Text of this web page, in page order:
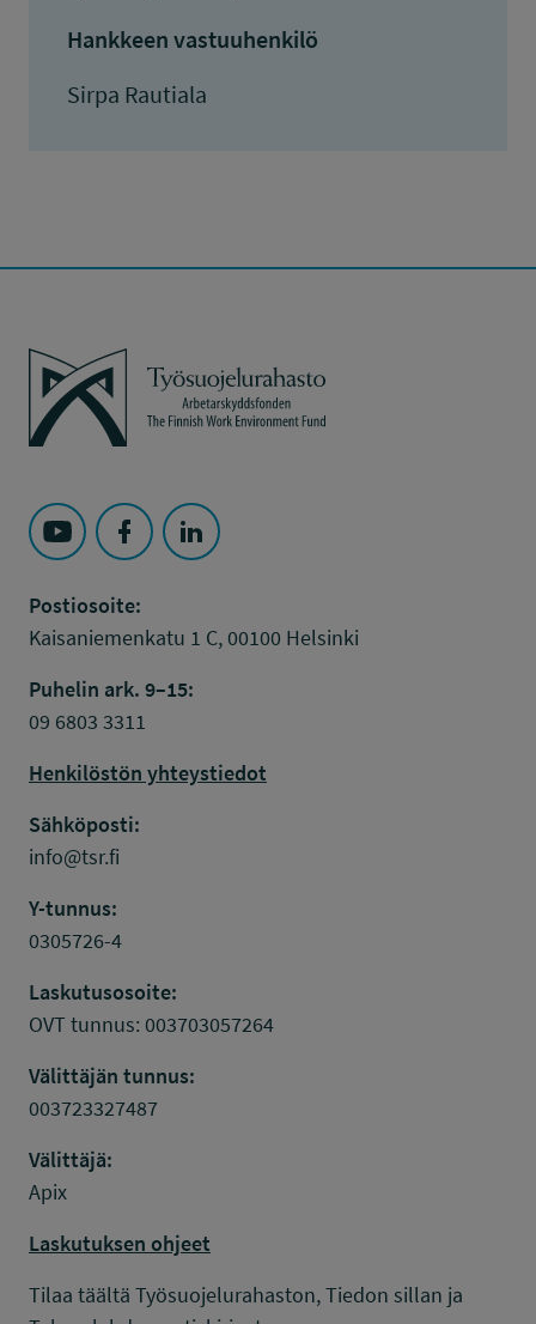
Hankkeen vastuuhenkilö
Sirpa Rautiala
Työsuojelurahasto
Seuraa Työsuojelurahasto kohteessa: YouTube
Seuraa Työsuojelurahasto kohteessa:
Seuraa Työsuojelurahasto kohteessa:
Postiosoite:
Kaisaniemenkatu 1 C, 00100 Helsinki
Puhelin ark. 9–15:
09 6803 3311
Henkilöstön yhteystiedot
Sähköposti:
info@tsr.fi
Y-tunnus:
0305726-4
Laskutusosoite:
OVT tunnus: 003703057264
Välittäjän tunnus:
003723327487
Välittäjä:
Apix
Laskutuksen ohjeet
Tilaa täältä Työsuojelurahaston, Tiedon sillan ja